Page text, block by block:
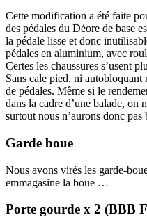
Cette modification a été faite
des pédales du Déore de base
la pédale lisse et donc
pédales en aluminium, avec
Certes les chaussures s’usent
Sans cale pied, ni autobloquant
de pédales. Même si le
dans la cadre d’une balade, on
surtout nous n’aurons donc
Garde boue
Nous avons virés les garde-
emmagasine la boue …
Porte gourde x 2 (BBB